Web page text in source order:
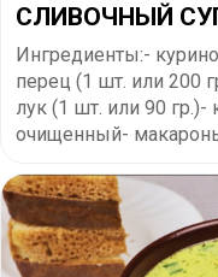
СЛИВОЧНЫЙ
Ингредиенты:-
перец (1 шт. или 200
лук (1 шт. или 90 гр.)-
очищенный- макароны